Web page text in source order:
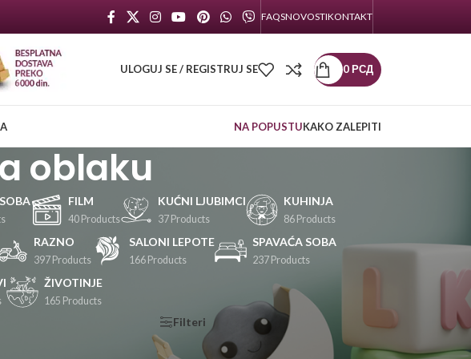
FAQSNOVOSTIKONTAKT
ULOGUJ SE / REGISTRUJ SE 0РСД
NA POPUSTUKAKO ZALEPITI
oblaku
FILM
40 Products
KUĆNI LJUBIMCI
37 Products
KUHINJA
86 Products
RAZNO
397 Products
SALONI LEPOTE
166 Products
SPAVAĆA SOBA
237 Products
ŽIVOTINJE
165 Products
Filteri
KATEGORIJE
PROIZVODA